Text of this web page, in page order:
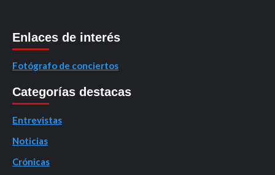
Enlaces de interés
Fotógrafo de conciertos
Categorías destacas
Entrevistas
Noticias
Crónicas